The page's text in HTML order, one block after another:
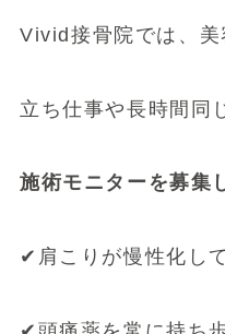
Vivid接骨院では、美
立ち仕事や長時間同
施術モニターを募集
✔肩こりが慢性化し